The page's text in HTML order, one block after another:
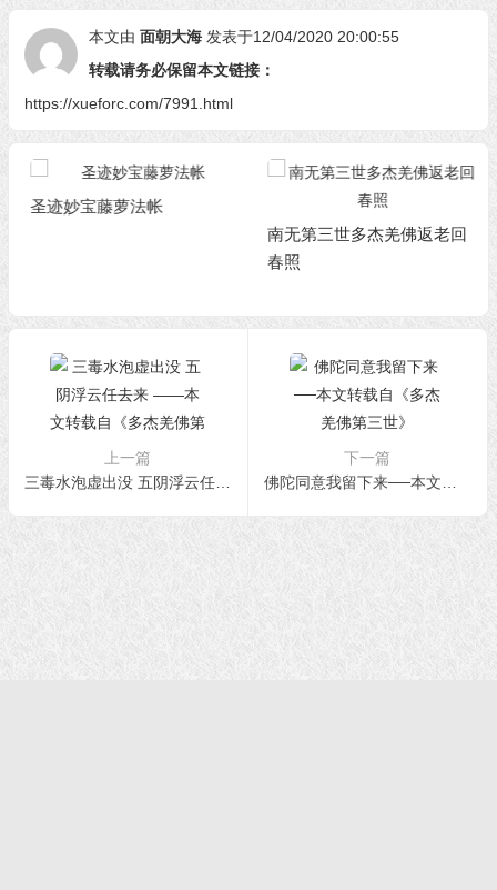
本文由 面朝大海 发表于12/04/2020 20:00:55
转载请务必保留本文链接：
https://xueforc.com/7991.html
圣迹妙宝藤萝法帐
南无第三世多杰羌佛返老回
春照
上一篇
三毒水泡虚出没 五阴浮云任去来 ――本文转载自《多杰羌佛第三世》
下一篇